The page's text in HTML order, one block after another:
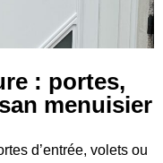
: portes,
menuisier
d’entrée, volets ou